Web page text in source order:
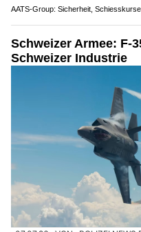
AATS-Group: Sicherheit,
Schweizer Armee: F-
Schweizer Industrie